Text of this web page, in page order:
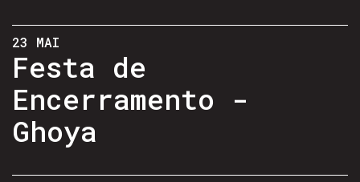
23 MAI
Festa de
Encerramento -
Ghoya